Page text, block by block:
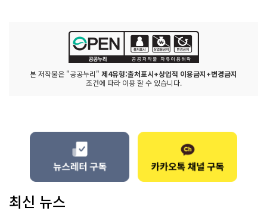
본 저작물은 "공공누리" 제4유형:출처표시+상업적 이용금지+변경금지
조건에 따라 이용 할 수 있습니다.
최신 뉴스